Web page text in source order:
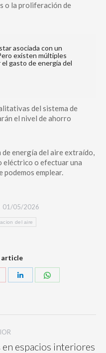
o la proliferación de
asociada con un
existen múltiples
gasto de energía del
del sistema de
el nivel de ahorro
de energía del aire extraído,
eléctrico o efectuar una
podemos emplear.
01/05/2026
del aire
article
espacios interiores